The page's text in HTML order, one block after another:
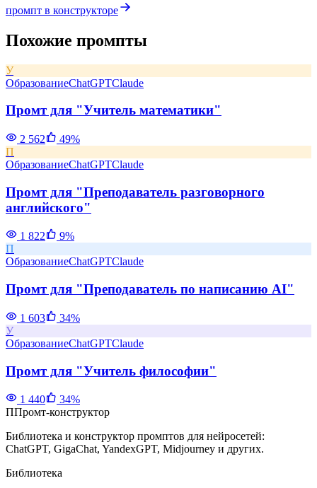
промпт в конструкторе
Похожие промпты
У
ОбразованиеChatGPTClaude
Промт для "Учитель математики"
2 562 49%
П
ОбразованиеChatGPTClaude
Промт для "Преподаватель разговорного
английского"
1 822 9%
П
ОбразованиеChatGPTClaude
Промт для "Преподаватель по написанию AI"
1 603 34%
У
ОбразованиеChatGPTClaude
Промт для "Учитель философии"
1 440 34%
ППромт-конструктор
Библиотека и конструктор промптов для нейросетей:
ChatGPT, GigaChat, YandexGPT, Midjourney и других.
Библиотека